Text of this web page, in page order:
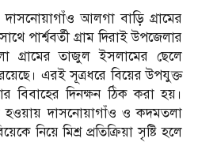
দাসনোয়াগাঁও আলগা বাড়ি গ্রামের
পার্শ্ববর্তী গ্রাম দিরাই উপজেলার
গ্রামের তাজুল ইসলামের ছেলে
এরই সূত্রধরে বিয়ের উপযুক্ত
দিনক্ষন ঠিক করা হয়।
হওয়ায় দাসনোয়াগাঁও ও কদমতলা
নিয়ে মিশ্র প্রতিক্রিয়া সৃষ্টি হলে